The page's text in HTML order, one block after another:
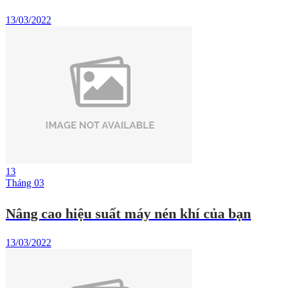
13/03/2022
13
Tháng 03
Nâng cao hiệu suất máy nén khí của bạn
13/03/2022